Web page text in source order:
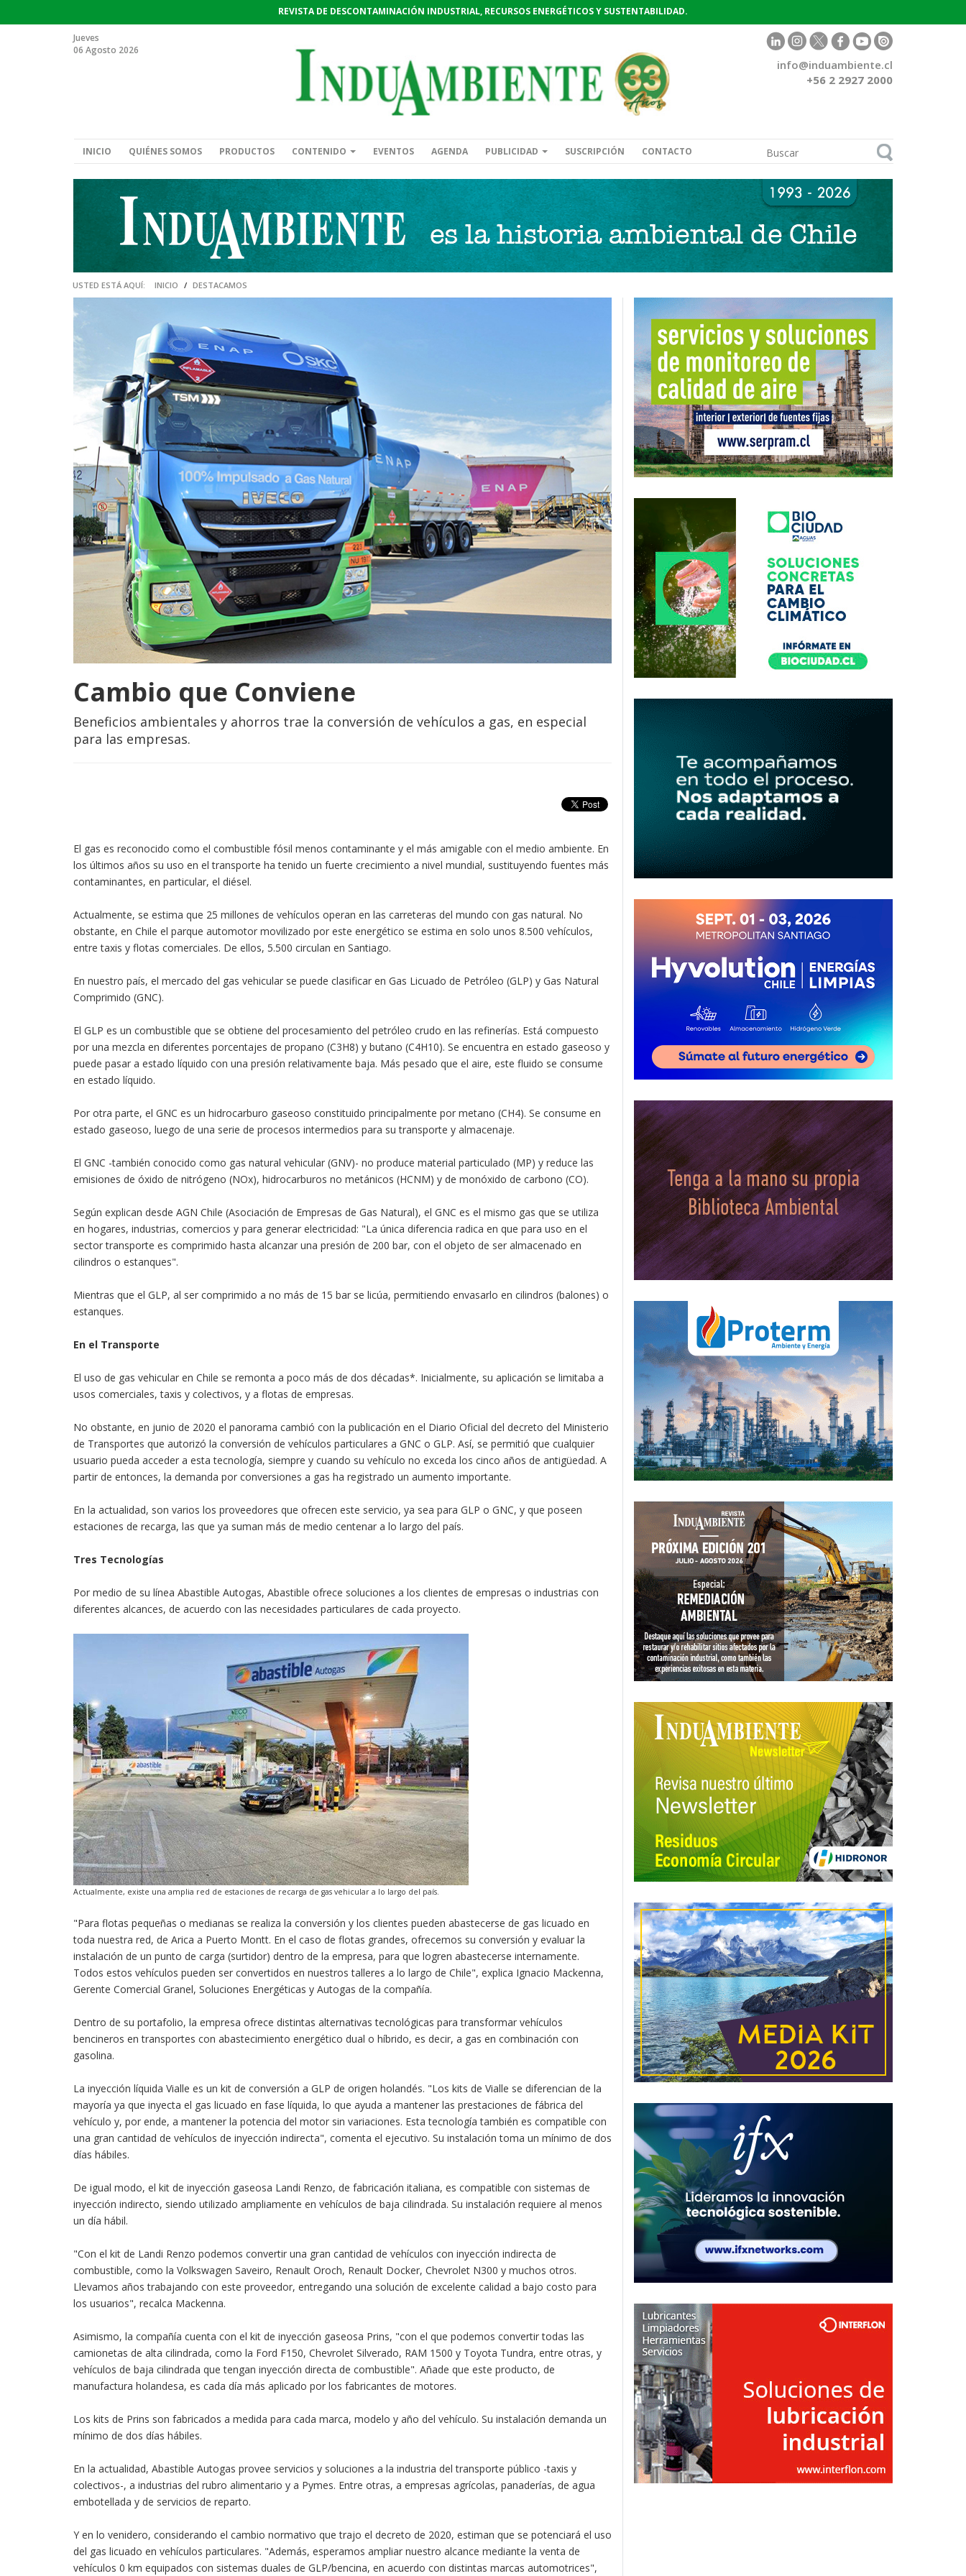
REVISTA DE DESCONTAMINACIÓN INDUSTRIAL, RECURSOS ENERGÉTICOS Y SUSTENTABILIDAD.
Jueves
06 Agosto 2026
info@induambiente.cl
+56 2 2927 2000
INICIO QUIÉNES SOMOS PRODUCTOS CONTENIDO EVENTOS AGENDA PUBLICIDAD SUSCRIPCIÓN CONTACTO
USTED ESTÁ AQUÍ: INICIO / DESTACAMOS
Cambio que Conviene
Beneficios ambientales y ahorros trae la conversión de vehículos a gas, en especial
para las empresas.
El gas es reconocido como el combustible fósil menos contaminante y el más amigable con el medio ambiente. En
los últimos años su uso en el transporte ha tenido un fuerte crecimiento a nivel mundial, sustituyendo fuentes más
contaminantes, en particular, el diésel.
Actualmente, se estima que 25 millones de vehículos operan en las carreteras del mundo con gas natural. No
obstante, en Chile el parque automotor movilizado por este energético se estima en solo unos 8.500 vehículos,
entre taxis y flotas comerciales. De ellos, 5.500 circulan en Santiago.
En nuestro país, el mercado del gas vehicular se puede clasificar en Gas Licuado de Petróleo (GLP) y Gas Natural
Comprimido (GNC).
El GLP es un combustible que se obtiene del procesamiento del petróleo crudo en las refinerías. Está compuesto
por una mezcla en diferentes porcentajes de propano (C3H8) y butano (C4H10). Se encuentra en estado gaseoso y
puede pasar a estado líquido con una presión relativamente baja. Más pesado que el aire, este fluido se consume
en estado líquido.
Por otra parte, el GNC es un hidrocarburo gaseoso constituido principalmente por metano (CH4). Se consume en
estado gaseoso, luego de una serie de procesos intermedios para su transporte y almacenaje.
El GNC -también conocido como gas natural vehicular (GNV)- no produce material particulado (MP) y reduce las
emisiones de óxido de nitrógeno (NOx), hidrocarburos no metánicos (HCNM) y de monóxido de carbono (CO).
Según explican desde AGN Chile (Asociación de Empresas de Gas Natural), el GNC es el mismo gas que se utiliza
en hogares, industrias, comercios y para generar electricidad: "La única diferencia radica en que para uso en el
sector transporte es comprimido hasta alcanzar una presión de 200 bar, con el objeto de ser almacenado en
cilindros o estanques".
Mientras que el GLP, al ser comprimido a no más de 15 bar se licúa, permitiendo envasarlo en cilindros (balones) o
estanques.
En el Transporte
El uso de gas vehicular en Chile se remonta a poco más de dos décadas*. Inicialmente, su aplicación se limitaba a
usos comerciales, taxis y colectivos, y a flotas de empresas.
No obstante, en junio de 2020 el panorama cambió con la publicación en el Diario Oficial del decreto del Ministerio
de Transportes que autorizó la conversión de vehículos particulares a GNC o GLP. Así, se permitió que cualquier
usuario pueda acceder a esta tecnología, siempre y cuando su vehículo no exceda los cinco años de antigüedad. A
partir de entonces, la demanda por conversiones a gas ha registrado un aumento importante.
En la actualidad, son varios los proveedores que ofrecen este servicio, ya sea para GLP o GNC, y que poseen
estaciones de recarga, las que ya suman más de medio centenar a lo largo del país.
Tres Tecnologías
Por medio de su línea Abastible Autogas, Abastible ofrece soluciones a los clientes de empresas o industrias con
diferentes alcances, de acuerdo con las necesidades particulares de cada proyecto.
Actualmente, existe una amplia red de estaciones de recarga de gas vehicular a lo largo del país.
"Para flotas pequeñas o medianas se realiza la conversión y los clientes pueden abastecerse de gas licuado en
toda nuestra red, de Arica a Puerto Montt. En el caso de flotas grandes, ofrecemos su conversión y evaluar la
instalación de un punto de carga (surtidor) dentro de la empresa, para que logren abastecerse internamente.
Todos estos vehículos pueden ser convertidos en nuestros talleres a lo largo de Chile", explica Ignacio Mackenna,
Gerente Comercial Granel, Soluciones Energéticas y Autogas de la compañía.
Dentro de su portafolio, la empresa ofrece distintas alternativas tecnológicas para transformar vehículos
bencineros en transportes con abastecimiento energético dual o híbrido, es decir, a gas en combinación con
gasolina.
La inyección líquida Vialle es un kit de conversión a GLP de origen holandés. "Los kits de Vialle se diferencian de la
mayoría ya que inyecta el gas licuado en fase líquida, lo que ayuda a mantener las prestaciones de fábrica del
vehículo y, por ende, a mantener la potencia del motor sin variaciones. Esta tecnología también es compatible con
una gran cantidad de vehículos de inyección indirecta", comenta el ejecutivo. Su instalación toma un mínimo de dos
días hábiles.
De igual modo, el kit de inyección gaseosa Landi Renzo, de fabricación italiana, es compatible con sistemas de
inyección indirecto, siendo utilizado ampliamente en vehículos de baja cilindrada. Su instalación requiere al menos
un día hábil.
"Con el kit de Landi Renzo podemos convertir una gran cantidad de vehículos con inyección indirecta de
combustible, como la Volkswagen Saveiro, Renault Oroch, Renault Docker, Chevrolet N300 y muchos otros.
Llevamos años trabajando con este proveedor, entregando una solución de excelente calidad a bajo costo para
los usuarios", recalca Mackenna.
Asimismo, la compañía cuenta con el kit de inyección gaseosa Prins, "con el que podemos convertir todas las
camionetas de alta cilindrada, como la Ford F150, Chevrolet Silverado, RAM 1500 y Toyota Tundra, entre otras, y
vehículos de baja cilindrada que tengan inyección directa de combustible". Añade que este producto, de
manufactura holandesa, es cada día más aplicado por los fabricantes de motores.
Los kits de Prins son fabricados a medida para cada marca, modelo y año del vehículo. Su instalación demanda un
mínimo de dos días hábiles.
En la actualidad, Abastible Autogas provee servicios y soluciones a la industria del transporte público -taxis y
colectivos-, a industrias del rubro alimentario y a Pymes. Entre otras, a empresas agrícolas, panaderías, de agua
embotellada y de servicios de reparto.
Y en lo venidero, considerando el cambio normativo que trajo el decreto de 2020, estiman que se potenciará el uso
del gas licuado en vehículos particulares. "Además, esperamos ampliar nuestro alcance mediante la venta de
vehículos 0 km equipados con sistemas duales de GLP/bencina, en acuerdo con distintas marcas automotrices",